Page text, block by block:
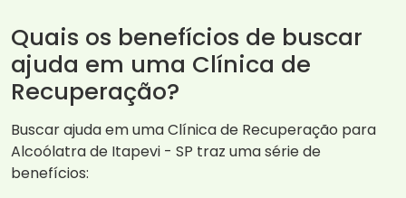
Quais os benefícios de buscar
ajuda em uma Clínica de
Recuperação?
Buscar ajuda em uma Clínica de Recuperação para
Alcoólatra de Itapevi - SP traz uma série de
benefícios: